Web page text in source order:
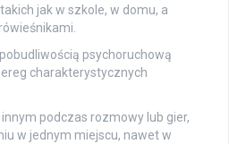
jak w szkole, w domu, a
psychoruchową
charakterystycznych
podczas rozmowy lub gier,
w jednym miejscu, nawet w